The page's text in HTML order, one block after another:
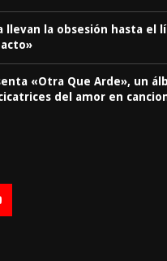
llevan la obsesión hasta el
«Otra Que Arde», un
del amor en